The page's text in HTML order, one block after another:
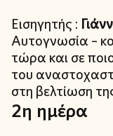
Εισηγητής :
Αυτογνωσία –
τώρα και σε
του
στη βελτίωση
2η ημέρα